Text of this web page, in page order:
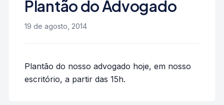
Plantão do Advogado
19 de agosto, 2014
Plantão do nosso advogado hoje, em nosso
escritório, a partir das 15h.